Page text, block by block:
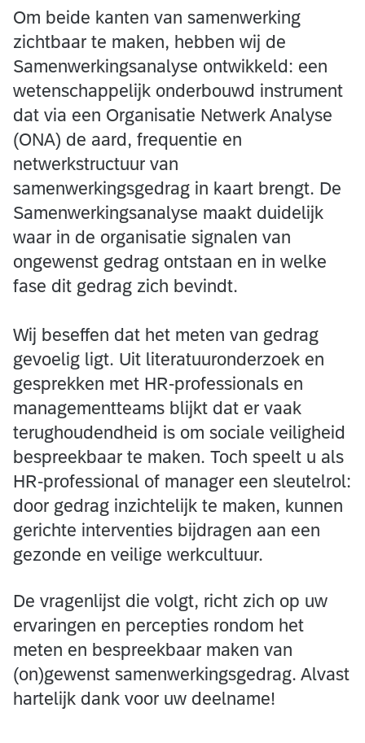
Om beide kanten van samenwerking
zichtbaar te maken, hebben wij de
Samenwerkingsanalyse ontwikkeld: een
wetenschappelijk onderbouwd instrument
dat via een Organisatie Netwerk Analyse
(ONA) de aard, frequentie en
netwerkstructuur van
samenwerkingsgedrag in kaart brengt. De
Samenwerkingsanalyse maakt duidelijk
waar in de organisatie signalen van
ongewenst gedrag ontstaan en in welke
fase dit gedrag zich bevindt.
Wij beseffen dat het meten van gedrag
gevoelig ligt. Uit literatuuronderzoek en
gesprekken met HR-professionals en
managementteams blijkt dat er vaak
terughoudendheid is om sociale veiligheid
bespreekbaar te maken. Toch speelt u als
HR-professional of manager een sleutelrol:
door gedrag inzichtelijk te maken, kunnen
gerichte interventies bijdragen aan een
gezonde en veilige werkcultuur.
De vragenlijst die volgt, richt zich op uw
ervaringen en percepties rondom het
meten en bespreekbaar maken van
(on)gewenst samenwerkingsgedrag. Alvast
hartelijk dank voor uw deelname!